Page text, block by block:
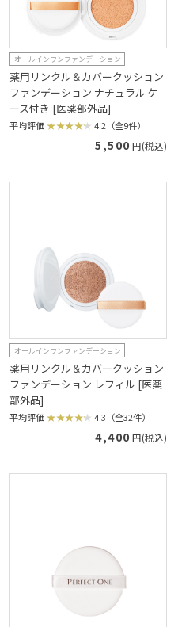
オールインワンファンデーション
薬用リンクル＆カバークッション
ファンデーション ナチュラル ケ
ース付き [医薬部外品]
平均評価 4.2（全9件）
5,500 円(税込)
オールインワンファンデーション
薬用リンクル＆カバークッション
ファンデーション レフィル [医薬
部外品]
平均評価 4.3（全32件）
4,400 円(税込)